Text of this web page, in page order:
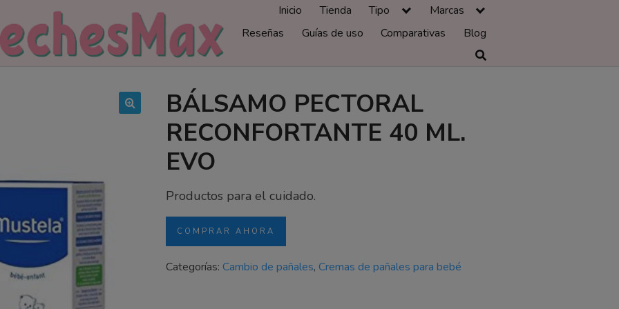
Inicio Tienda Tipo
Marcas
Reseñas
Guías de uso Comparativas Blog
BÁLSAMO PECTORAL
RECONFORTANTE 40 ML.
EVO
Productos para el cuidado.
COMPRAR AHORA
Categorías: Cambio de pañales, Cremas de pañales para bebé